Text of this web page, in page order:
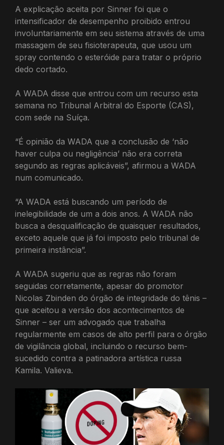
A explicação aceita por Sinner foi que o
intensificador de desempenho proibido entrou
involuntariamente em seu sistema através de uma
massagem de seu fisioterapeuta, que usou um
spray contendo o esteróide para tratar o próprio
dedo cortado.
A WADA disse que entrou com um recurso esta
semana no Tribunal Arbitral do Esporte (CAS),
com sede na Suíça.
“É opinião da WADA que a conclusão de ‘não
haver culpa ou negligência’ não era correta
segundo as regras aplicáveis”, afirmou a WADA
num comunicado.
“A WADA está buscando um período de
inelegibilidade de um a dois anos. A WADA não
busca a desqualificação de quaisquer resultados,
exceto aquele que já foi imposto pelo tribunal de
primeira instância”.
A WADA sugeriu que as regras não foram
seguidas corretamente, apesar do promotor
Nicolas Zbinden do órgão de integridade do tênis –
que aceitou a versão dos acontecimentos de
Sinner – ser um advogado que trabalha
regularmente em casos de alto perfil para o órgão
de vigilância global, incluindo o recurso bem-
sucedido contra a patinadora artística russa
Kamila. Valieva.